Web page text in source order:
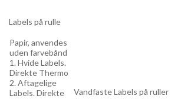
Labels på rulle
Papir, anvendes
uden farvebånd
1. Hvide Labels.
Direkte Thermo
2. Aftagelige
Labels. Direkte
Vandfaste Labels på ruller